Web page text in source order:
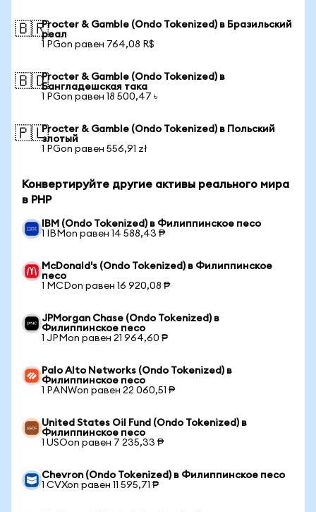
🇧🇷Procter & Gamble (Ondo Tokenized) в Бразильский
реал
1 PGon равен 764,08 R$
🇧🇩Procter & Gamble (Ondo Tokenized) в
Бангладешская така
1 PGon равен 18 500,47 ৳
🇵🇱Procter & Gamble (Ondo Tokenized) в Польский
злотый
1 PGon равен 556,91 zł
Конвертируйте другие активы реального мира
в PHP
IBM (Ondo Tokenized) в Филиппинское песо
1 IBMon равен 14 588,43 ₱
McDonald's (Ondo Tokenized) в Филиппинское
песо
1 MCDon равен 16 920,08 ₱
JPMorgan Chase (Ondo Tokenized) в
Филиппинское песо
1 JPMon равен 21 964,60 ₱
Palo Alto Networks (Ondo Tokenized) в
Филиппинское песо
1 PANWon равен 22 060,51 ₱
United States Oil Fund (Ondo Tokenized) в
Филиппинское песо
1 USOon равен 7 235,33 ₱
Chevron (Ondo Tokenized) в Филиппинское песо
1 CVXon равен 11 595,71 ₱